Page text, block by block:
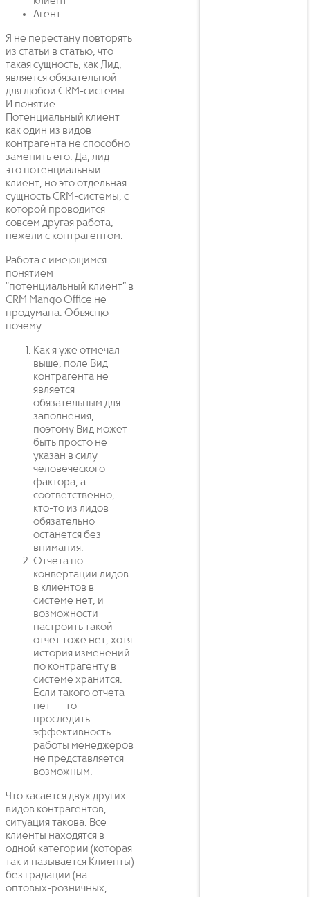
Агент
Я не перестану повторять
из статьи в статью, что
такая сущность, как Лид,
является обязательной
для любой CRM-системы.
И понятие
Потенциальный клиент
как один из видов
контрагента не способно
заменить его. Да, лид —
это потенциальный
клиент, но это отдельная
сущность CRM-системы, с
которой проводится
совсем другая работа,
нежели с контрагентом.
Работа с имеющимся
понятием
“потенциальный клиент” в
CRM Mango Office не
продумана. Объясню
почему:
Как я уже отмечал
выше, поле Вид
контрагента не
является
обязательным для
заполнения,
поэтому Вид может
быть просто не
указан в силу
человеческого
фактора, а
соответственно,
кто-то из лидов
обязательно
останется без
внимания.
Отчета по
конвертации лидов
в клиентов в
системе нет, и
возможности
настроить такой
отчет тоже нет, хотя
история изменений
по контрагенту в
системе хранится.
Если такого отчета
нет — то
проследить
эффективность
работы менеджеров
не представляется
возможным.
Что касается двух других
видов контрагентов,
ситуация такова. Все
клиенты находятся в
одной категории (которая
так и называется Клиенты)
без градации (на
оптовых-розничных,